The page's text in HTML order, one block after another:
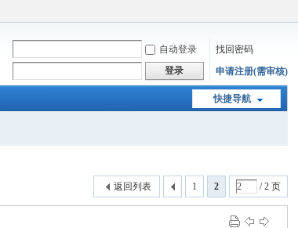
自动登录
找回密码
登录 申请注册(需审核)
快捷导航
1 2 / 2 页
返回列表